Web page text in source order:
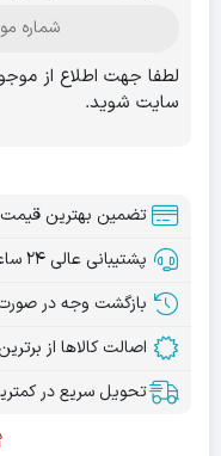
لطفا جهت اطلاع از
سایت شوید.
تضمین بهترین قیمت
پشتیبانی عالی ۲۴ ساعته، ۷ روز هفته
بازگشت وجه در
اصالت کالاها از
تحویل سریع در